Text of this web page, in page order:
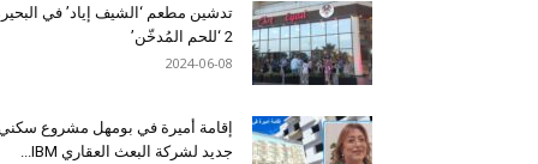
تدشين مطعم ‘الشيف إياد’ في
2 ‘للحم المُدخّن’
2024-06-08
إقامة أميرة في بومهل مشروع
جديد لشركة البعث العقاري IBM...